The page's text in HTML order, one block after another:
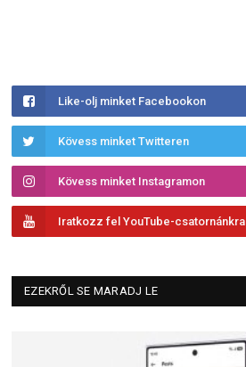
Like-olj minket Facebookon
Kövess minket Twitteren
Kövess minket Instagramon
Iratkozz fel YouTube-csatornánkra
EZEKRŐL SE MARADJ LE